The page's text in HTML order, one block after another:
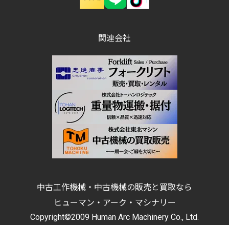
関連会社
中古工作機械・中古機械の販売と買取なら
ヒューマン・アーク・マシナリー
Copyright©2009 Human Arc Machinery Co., Ltd.